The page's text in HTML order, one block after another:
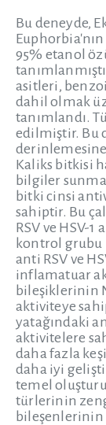
Bu deneyde,
95% etanol
asitleri,
dahil olmak
tanımlandı.
edilmiştir. Bu
derinlemesine
Kaliks bitkisi
bilgiler
bitki cinsi
sahiptir. Bu
RSV ve HSV-
kontrol grubu
anti RSV ve
inflamatuar
bileşiklerinin
aktiviteye
yatağındaki
aktivitelere
daha fazla
daha iyi
temel
türlerinin
bileşenlerinin